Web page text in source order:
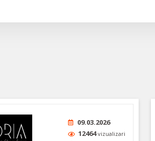
09.03.2026
12464vizualizari